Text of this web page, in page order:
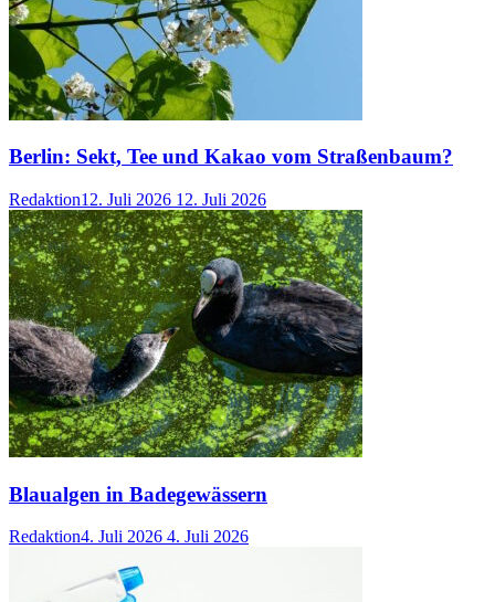
Berlin: Sekt, Tee und Kakao vom Straßenbaum?
Redaktion12. Juli 2026 12. Juli 2026
Blaualgen in Badegewässern
Redaktion4. Juli 2026 4. Juli 2026